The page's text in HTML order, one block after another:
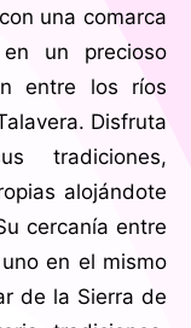
una comarca
un precioso
entre los ríos
Disfruta
tradiciones,
alojándote
cercanía entre
en el mismo
de la Sierra de